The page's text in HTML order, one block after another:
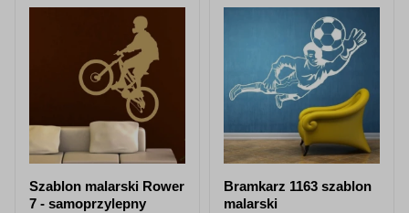
Szablon malarski Rower
7 - samoprzylepny
Bramkarz 1163 szablon
malarski